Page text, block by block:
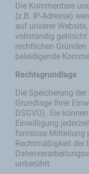
Die Kommentare
(z.B. IP-Adresse)
auf unserer
vollständig gelöscht
rechtlichen
beleidigende
Rechtsgrundlage
Die Speicherung
Grundlage Ihrer
DSGVO). Sie
Einwilligung
formlose Mitteilung
Rechtmäßigkeit der
unberührt.